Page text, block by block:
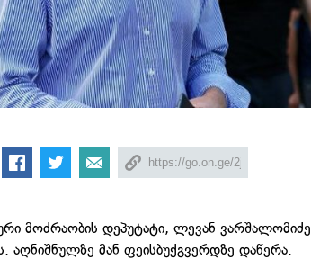
მოძრაობის დეპუტატი, ლევან ვარშალომიძე
აღნიშნულზე მან ფეისბუქგვერდზე დაწერა.